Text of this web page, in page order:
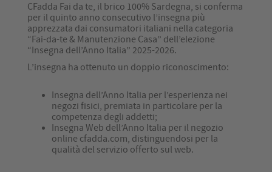
CFadda Fai da te, il brico 100% Sardegna, si conferma
per il quinto anno consecutivo l’insegna più
apprezzata dai consumatori italiani nella categoria
“Fai-da-te & Manutenzione Casa” dell’elezione
“Insegna dell’Anno Italia” 2025-2026.
L’insegna ha ottenuto un doppio riconoscimento:
Insegna dell’Anno Italia per l’esperienza nei
negozi fisici, premiata in particolare per la
competenza degli addetti;
Insegna Web dell’Anno Italia per il negozio
online cfadda.com, distinguendosi per la
qualità del servizio offerto sul web.